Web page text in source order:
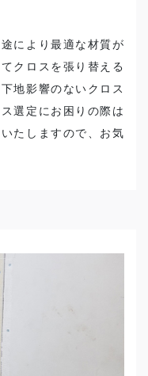
により最適な材質が
クロスを張り替える
地影響のないクロス
選定にお困りの際は
たしますので、お気